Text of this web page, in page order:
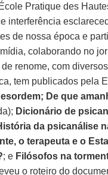
Pratique des
interferência
de nossa época e
colaborando no
de renome, com
tem publicados pela
De que
Dicionário de
da psicanálise
o terapeuta e o
; e Filósofos na
o roteiro do